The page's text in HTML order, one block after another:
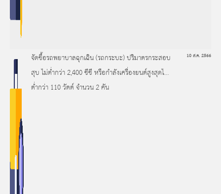
จัดซื้อรถพยาบาลฉุกเฉิน (รถกระบะ) ปริมาตรกระสอบ
สุบ ไม่ต่ำกว่า 2,400 ซีซี หรือกำลังเครื่องยนต์สูงสุดไม่
ต่ำกว่า 110 วัตต์ จำนวน 2 คัน
10 ส.ค. 2566